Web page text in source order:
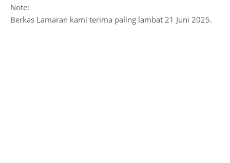
Note:
Berkas Lamaran kami terima paling lambat 21 Juni 2025.